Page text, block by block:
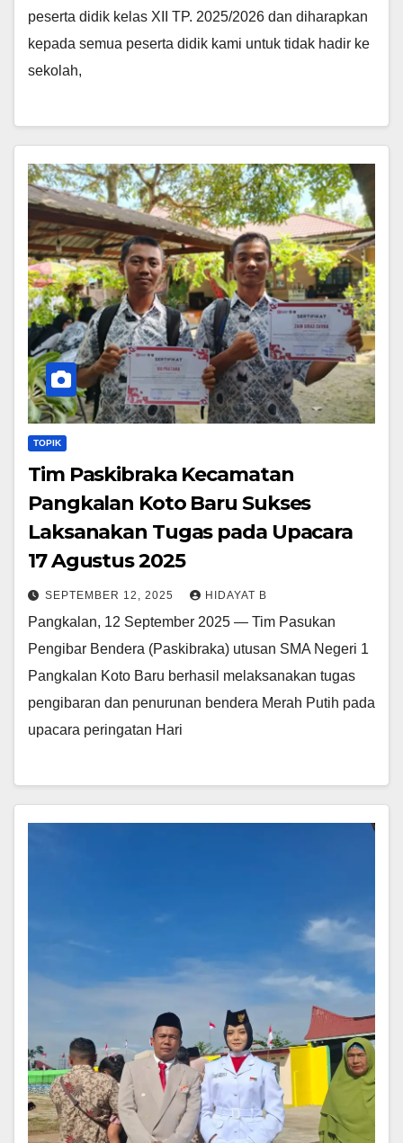
peserta didik kelas XII TP. 2025/2026 dan diharapkan
kepada semua peserta didik kami untuk tidak hadir ke
sekolah,
TOPIK
Tim Paskibraka Kecamatan
Pangkalan Koto Baru Sukses
Laksanakan Tugas pada Upacara
17 Agustus 2025
SEPTEMBER 12, 2025 HIDAYAT B
Pangkalan, 12 September 2025 — Tim Pasukan
Pengibar Bendera (Paskibraka) utusan SMA Negeri 1
Pangkalan Koto Baru berhasil melaksanakan tugas
pengibaran dan penurunan bendera Merah Putih pada
upacara peringatan Hari